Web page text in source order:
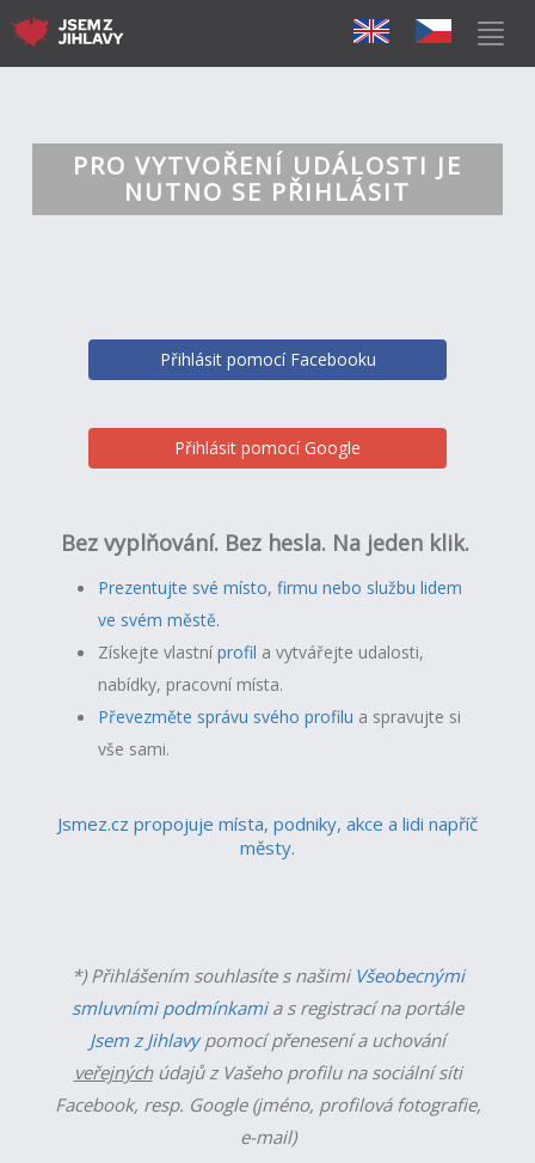
PRO VYTVOŘENÍ UDÁLOSTI JE
NUTNO SE PŘIHLÁSIT
Přihlásit pomocí Facebooku
Přihlásit pomocí Google
Bez vyplňování. Bez hesla. Na jeden klik.
Prezentujte své místo, firmu nebo službu lidem
ve svém městě.
Získejte vlastníprofil a vytvářejte udalosti,
nabídky, pracovní místa.
Převezměte správu svého profilu a spravujte si
vše sami.
Jsmez.cz propojuje místa, podniky, akce a lidi napříč
městy.
*) Přihlášením souhlasíte s našimi Všeobecnými
smluvními podmínkamia s registrací na portále
Jsem z Jihlavypomocí přenesení a uchování
veřejnýchúdajů z Vašeho profilu na sociální síti
Facebook, resp. Google (jméno, profilová fotografie,
e-mail)